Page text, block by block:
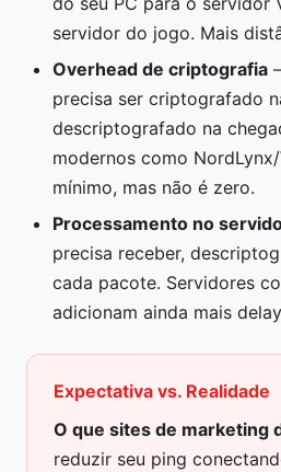
servidor do jogo. Mais
Overhead de criptografia
precisa ser criptografado
descriptografado na
modernos como
mínimo, mas não é zero.
Processamento no
precisa receber,
cada pacote. Servidores
adicionam ainda mais
Expectativa vs. Realidade
O que sites de marketing
reduzir seu ping